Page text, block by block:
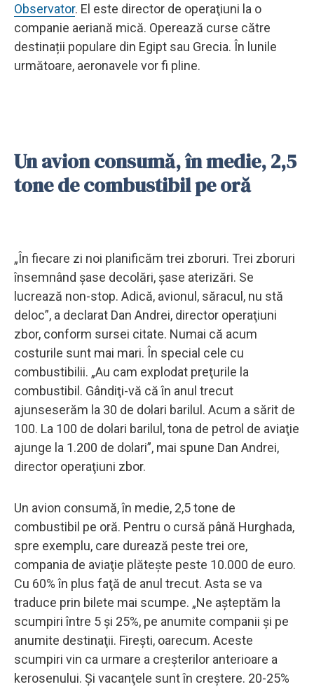
Observator. El este director de operaţiuni la o
companie aeriană mică. Operează curse către
destinații populare din Egipt sau Grecia. În lunile
următoare, aeronavele vor fi pline.
Un avion consumă, în medie, 2,5
tone de combustibil pe oră
„În fiecare zi noi planificăm trei zboruri. Trei zboruri
însemnând şase decolări, şase aterizări. Se
lucrează non-stop. Adică, avionul, săracul, nu stă
deloc”, a declarat Dan Andrei, director operaţiuni
zbor, conform sursei citate. Numai că acum
costurile sunt mai mari. În special cele cu
combustibilii. „Au cam explodat preţurile la
combustibil. Gândiţi-vă că în anul trecut
ajunseserăm la 30 de dolari barilul. Acum a sărit de
100. La 100 de dolari barilul, tona de petrol de aviaţie
ajunge la 1.200 de dolari”, mai spune Dan Andrei,
director operaţiuni zbor.
Un avion consumă, în medie, 2,5 tone de
combustibil pe oră. Pentru o cursă până Hurghada,
spre exemplu, care durează peste trei ore,
compania de aviaţie plăteşte peste 10.000 de euro.
Cu 60% în plus faţă de anul trecut. Asta se va
traduce prin bilete mai scumpe. „Ne aşteptăm la
scumpiri între 5 şi 25%, pe anumite companii şi pe
anumite destinaţii. Fireşti, oarecum. Aceste
scumpiri vin ca urmare a creşterilor anterioare a
kerosenului. Şi vacanţele sunt în creştere. 20-25%